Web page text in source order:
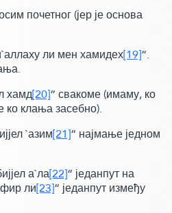
почетног(јер је основа
ли мен хамидех[19]“.
хамд[20]“ свакоме(имаму, ко
клања засебно).
`азим[21]“ најмање једном
а`ла[22]“ једанпут на
ли[23]“ једанпут између